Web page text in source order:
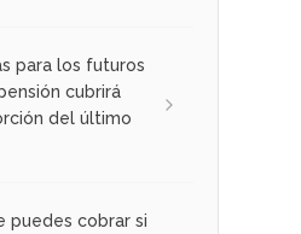
para los futuros
cubrirá
del último
puedes cobrar si